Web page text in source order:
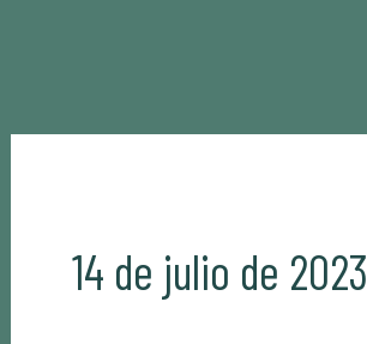
14 de julio de 2023